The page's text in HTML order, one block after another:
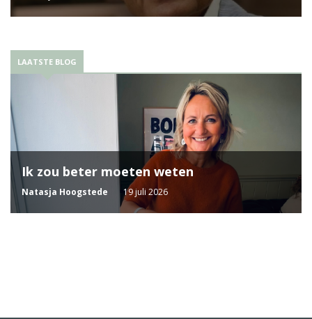
LAATSTE BLOG
Ik zou beter moeten weten
Natasja Hoogstede 19 juli 2026